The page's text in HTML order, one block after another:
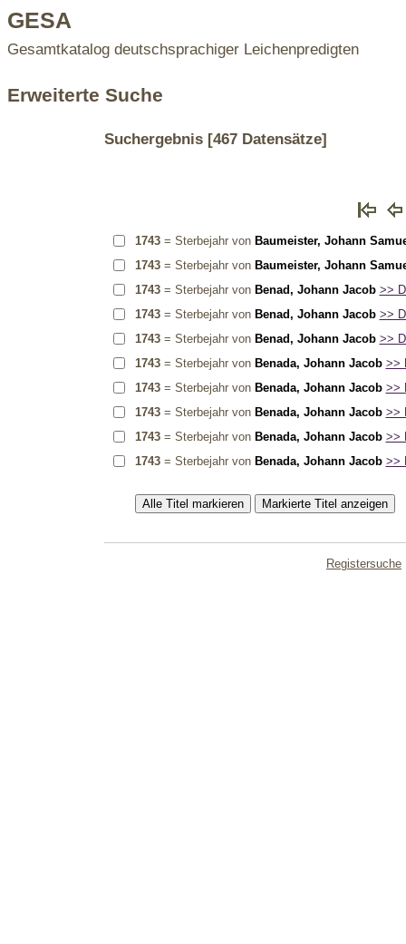
GESA
Gesamtkatalog deutschsprachiger Leichenpredigten
Erweiterte Suche
Suchergebnis[467 Datensätze]
1743= Sterbejahr von Baumeister, Johann
1743= Sterbejahr von Baumeister, Johann
1743= Sterbejahr von Benad, Johann Jacob >>
1743= Sterbejahr von Benad, Johann Jacob >>
1743= Sterbejahr von Benad, Johann Jacob >>
1743= Sterbejahr von Benada, Johann Jacob >>
1743= Sterbejahr von Benada, Johann Jacob >>
1743= Sterbejahr von Benada, Johann Jacob >>
1743= Sterbejahr von Benada, Johann Jacob >>
1743= Sterbejahr von Benada, Johann Jacob >>
Registersuche